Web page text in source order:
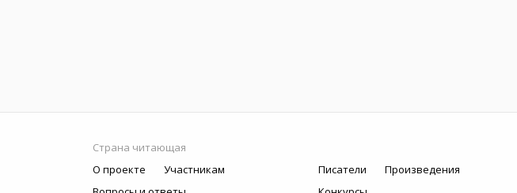
Страна читающая
О проекте
Участникам
Писатели
Произведения